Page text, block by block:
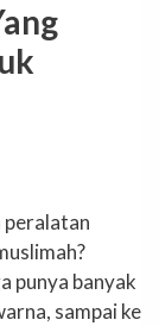
peralatan
punya banyak
sampai ke